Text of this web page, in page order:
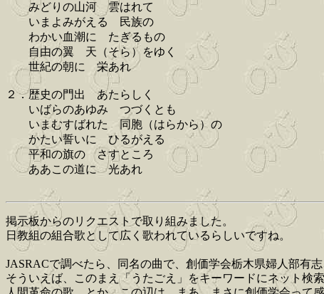
みどりの山河 雲はれて
いまよみがえる 民族の
わかい血潮に たぎるもの
自由の翼 天（そら）をゆく
世紀の朝に 栄あれ
２．歴史の門出 あたらしく
いばらのあゆみ つづくとも
いまむすばれた 同胞（はらから）の
かたい誓いに ひるがえる
平和の旗の さすところ
ああこの道に 光あれ
掲示板からのリクエストで取り組みました。
日教組の組合歌として広く歌われているらしいですね。
JASRACで調べたら、同名の曲で、創価学会栃木県婦人部有
そういえば、このまえ「うたごえ」をキーワードにネット検